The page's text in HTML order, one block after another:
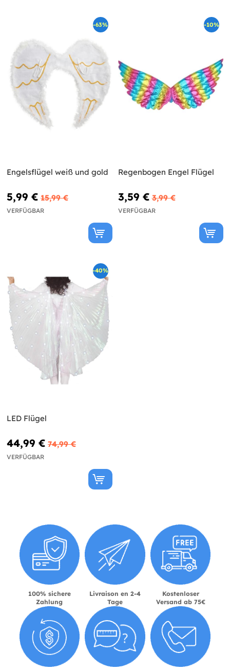
-63%
Engelsflügel weiß und gold
5,99 € 15,99 €
VERFÜGBAR
-10%
Regenbogen Engel Flügel
3,59 € 3,99 €
VERFÜGBAR
-40%
LED Flügel
44,99 € 74,99 €
VERFÜGBAR
100% sichere
Zahlung
Livraison en 2-4
Tage
Kostenloser
Versand ab 75€